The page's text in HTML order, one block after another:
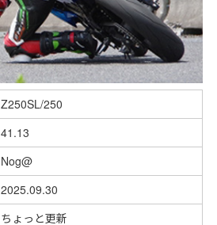
Z250SL/250
41.13
Nog@
2025.09.30
ちょっと更新